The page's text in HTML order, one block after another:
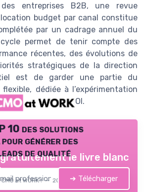
entreprises B2B, une revue
budget par canal constitue
par un cadrage annuel du
permet de tenir compte des
récentes, des évolutions de
stratégiques de la direction
est de garder une partie du
dédiée à l’expérimentation
imprévues à fort ROI.
10 des solutions
pour générer des
de qualité
CMO at WORK ! — 2026
le livre blanc
➔ Télécharger